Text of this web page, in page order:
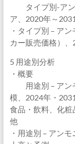
タイプ別-アン
ア、2020年～
・タイプ別 – ア
カー販売価格）
5 用途別分析
・概要
用途別 – アン
模、2024年・
食品・飲料、化
他
・用途別 – アン